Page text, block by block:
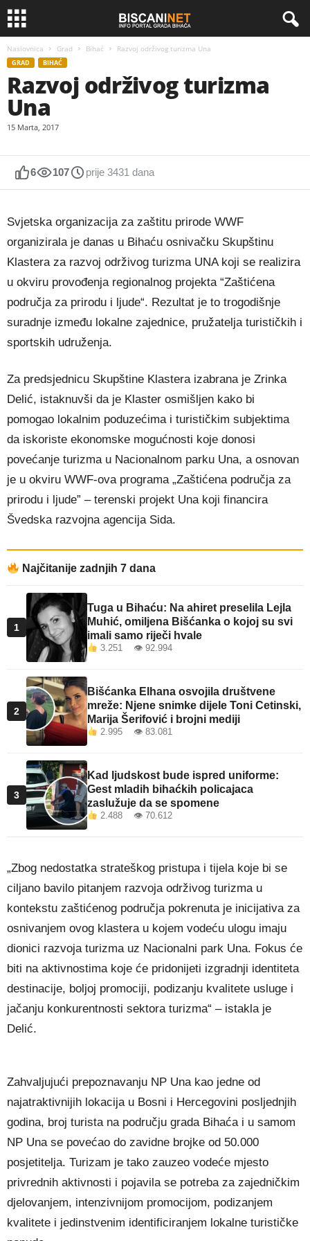
Naslovnica Grad Bihać Razvoj održivog turizma Una
GRAD BIHAĆ
Razvoj održivog turizma
Una
15 Marta, 2017
6 107 prije 3431 dana
Svjetska organizacija za zaštitu prirode WWF
organizirala je danas u Bihaću osnivačku Skupštinu
Klastera za razvoj održivog turizma UNA koji se realizira
u okviru provođenja regionalnog projekta “Zaštićena
područja za prirodu i ljude“. Rezultat je to trogodišnje
suradnje između lokalne zajednice, pružatelja turističkih i
sportskih udruženja.
Za predsjednicu Skupštine Klastera izabrana je Zrinka
Delić, istaknuvši da je Klaster osmišljen kako bi
pomogao lokalnim poduzećima i turističkim subjektima
da iskoriste ekonomske mogućnosti koje donosi
povećanje turizma u Nacionalnom parku Una, a osnovan
je u okviru WWF-ova programa „Zaštićena područja za
prirodu i ljude” – terenski projekt Una koji financira
Švedska razvojna agencija Sida.
Najčitanije zadnjih 7 dana
1
Tuga u Bihaću: Na ahiret preselila Lejla
Muhić, omiljena Bišćanka o kojoj su svi
imali samo riječi hvale
3.251 👁 92.994
2
Bišćanka Elhana osvojila društvene
mreže: Njene snimke dijele Toni Cetinski,
Marija Šerifović i brojni mediji
2.995 👁 83.081
3
Kad ljudskost bude ispred uniforme:
Gest mladih bihaćkih policajaca
zaslužuje da se spomene
2.488 👁 70.612
„Zbog nedostatka strateškog pristupa i tijela koje bi se
ciljano bavilo pitanjem razvoja održivog turizma u
kontekstu zaštićenog područja pokrenuta je inicijativa za
osnivanjem ovog klastera u kojem vodeću ulogu imaju
dionici razvoja turizma uz Nacionalni park Una. Fokus će
biti na aktivnostima koje će pridonijeti izgradnji identiteta
destinacije, boljoj promociji, podizanju kvalitete usluge i
jačanju konkurentnosti sektora turizma“ – istakla je
Delić.
Zahvaljujući prepoznavanju NP Una kao jedne od
najatraktivnijih lokacija u Bosni i Hercegovini posljednjih
godina, broj turista na području grada Bihaća i u samom
NP Una se povećao do zavidne brojke od 50.000
posjetitelja. Turizam je tako zauzeo vodeće mjesto
privrednih aktivnosti i pojavila se potreba za zajedničkim
djelovanjem, intenzivnijom promocijom, podizanjem
kvalitete i jedinstvenim identificiranjem lokalne turističke